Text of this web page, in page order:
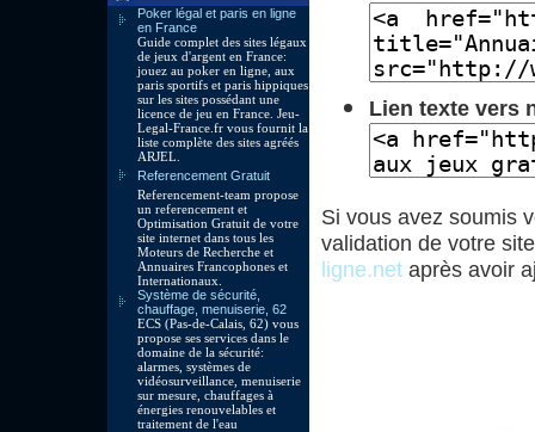
Poker légal et paris en ligne
en France
Guide complet des sites légaux
de jeux d'argent en France:
jouez au poker en ligne, aux
paris sportifs et paris hippiques
sur les sites possédant une
licence de jeu en France. Jeu-
Legal-France.fr vous fournit la
liste complète des sites agréés
ARJEL.
Referencement Gratuit
Referencement-team propose
un referencement et
Optimisation Gratuit de votre
site internet dans tous les
Moteurs de Recherche et
Annuaires Francophones et
Internationaux.
Système de sécurité,
chauffage, menuiserie, 62
ECS (Pas-de-Calais, 62) vous
propose ses services dans le
domaine de la sécurité:
alarmes, systèmes de
vidéosurveillance, menuiserie
sur mesure, chauffages à
énergies renouvelables et
traitement de l'eau
Lien texte vers
Si vous avez soumis
validation de votre
ligne.net après avoir